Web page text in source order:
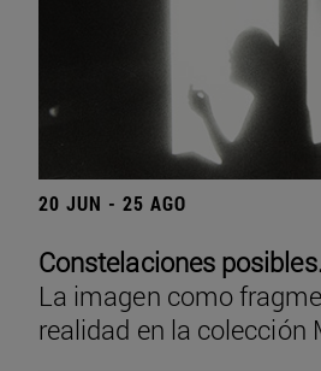
20 JUN - 25 AGO
Constelaciones posibles.
La imagen como
realidad en la colección